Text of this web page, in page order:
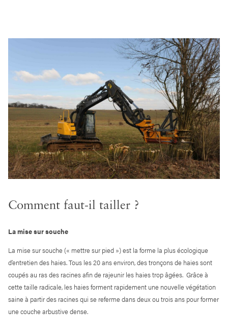
Comment faut-il tailler ?
La mise sur souche
La mise sur souche (« mettre sur pied ») est la forme la plus écologique
d’entretien des haies. Tous les 20 ans environ, des tronçons de haies sont
coupés au ras des racines afin de rajeunir les haies trop âgées. Grâce à
cette taille radicale, les haies forment rapidement une nouvelle végétation
saine à partir des racines qui se referme dans deux ou trois ans pour former
une couche arbustive dense.